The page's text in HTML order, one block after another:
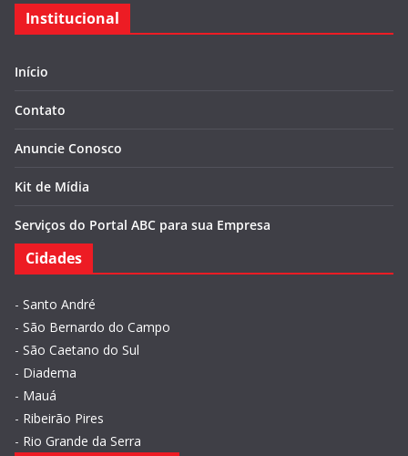
Institucional
Início
Contato
Anuncie Conosco
Kit de Mídia
Serviços do Portal ABC para sua Empresa
Cidades
- Santo André
- São Bernardo do Campo
- São Caetano do Sul
- Diadema
- Mauá
- Ribeirão Pires
- Rio Grande da Serra